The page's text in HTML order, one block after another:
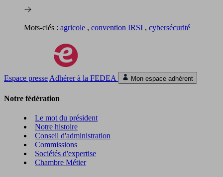
Mots-clés : agricole , convention IRSI , cybersécurité
Espace presse Adhérer à la FEDEA Mon espace adhérent
Notre fédération
Le mot du président
Notre histoire
Conseil d'administration
Commissions
Sociétés d'expertise
Chambre Métier